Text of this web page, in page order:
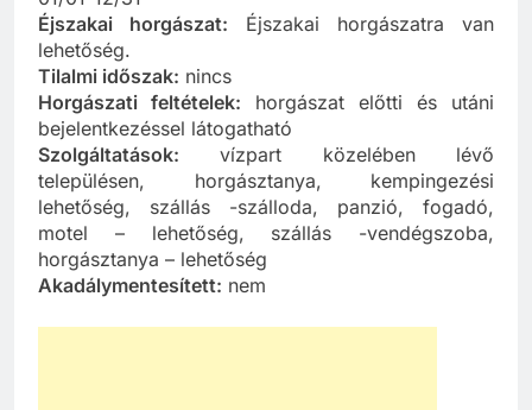
Éjszakai horgászat: Éjszakai horgászatra van
lehetőség.
Tilalmi időszak: nincs
Horgászati feltételek: horgászat előtti és utáni
bejelentkezéssel látogatható
Szolgáltatások: vízpart közelében lévő
településen, horgásztanya, kempingezési
lehetőség, szállás -szálloda, panzió, fogadó,
motel – lehetőség, szállás -vendégszoba,
horgásztanya – lehetőség
Akadálymentesített: nem